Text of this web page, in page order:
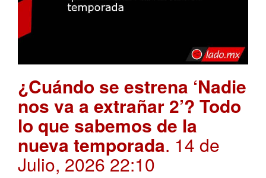
¿Cuándo se estrena ‘Nadie
nos va a extrañar 2’? Todo
lo que sabemos de la
nueva temporada. 14 de
Julio, 2026 22:10